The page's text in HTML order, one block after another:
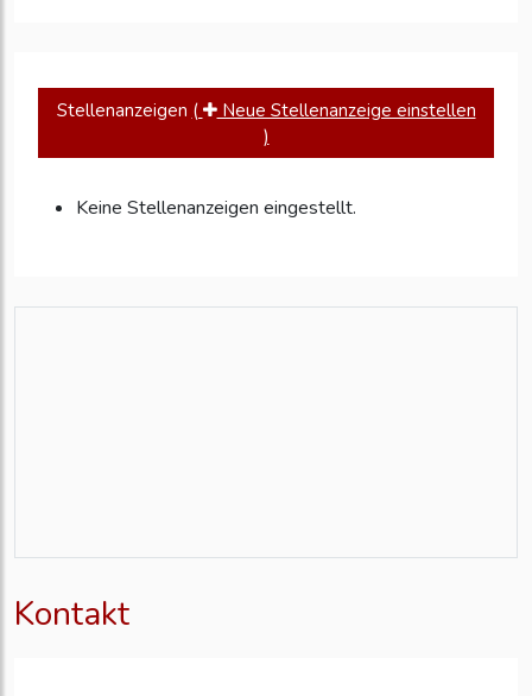
Stellenanzeigen (
Neue Stellenanzeige einstellen
)
Keine Stellenanzeigen eingestellt.
Kontakt